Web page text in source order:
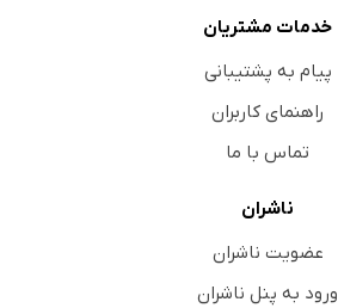
خدمات مشتریان
پیام به پشتیبانی
راهنمای کاربران
تماس با ما
ناشران
عضویت ناشران
ورود به پنل ناشران